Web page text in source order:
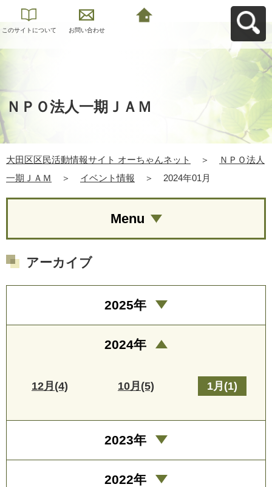
このサイトについて お問い合わせ
ＮＰＯ法人一期ＪＡＭ
大田区区民活動情報サイト オーちゃんネット ＞
ＮＰＯ法人
一期ＪＡＭ
＞ イベント情報 ＞ 2024年01月
Menu
アーカイブ
2025年
2024年
12月(4) 10月(5) 1月(1)
2023年
2022年